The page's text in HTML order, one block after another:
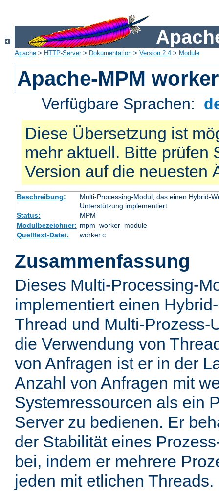
Apache > HTTP-Server> Dokumentation > Version 2.4 > Module
Apache-MPM worker
Verfügbare Sprachen:
Diese Übersetzung ist
mehr aktuell. Bitte prüfen
Version auf die neuesten
Beschreibung:
Multi-Processing-Modul, das einen Hybrid-
Unterstützung implementiert
Status:
MPM
Modulbezeichner: mpm_worker_module
Quelltext-Datei:
worker.c
Zusammenfassung
Dieses Multi-Processing-
implementiert einen
Thread und Multi-Prozess-
die Verwendung von
von Anfragen ist er in der
Anzahl von Anfragen mit
Systemressourcen als ein
Server zu bedienen. Er
der Stabilität eines
bei, indem er mehrere
jeden mit etlichen Threads.